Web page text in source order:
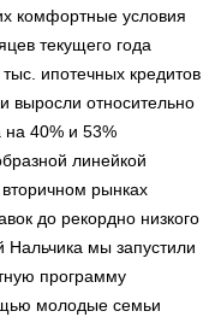
комфортные условия
текущего года
ипотечных кредитов
выросли относительно
на 40% и 53%
линейкой
рынках
до рекордно низкого
мы запустили
программу
молодые семьи